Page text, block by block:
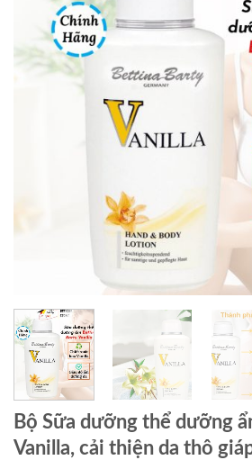
Bộ Sữa dưỡng thể dưỡng
Vanilla, cải thiện da thô